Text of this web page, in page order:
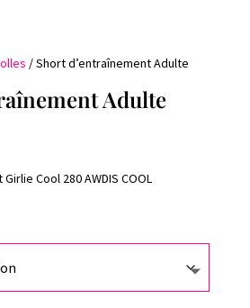
/ Short d’entraînement Adulte
Adulte
Cool 280 AWDIS COOL